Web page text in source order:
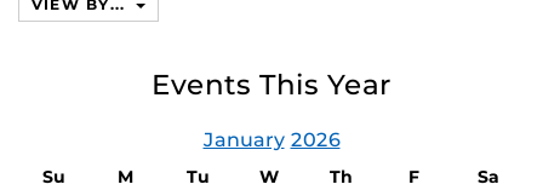
VIEW BY...
Events This Year
January 2026
Su M Tu W Th F
Sa